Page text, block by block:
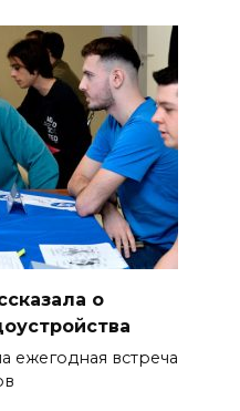
о
ежегодная встреча